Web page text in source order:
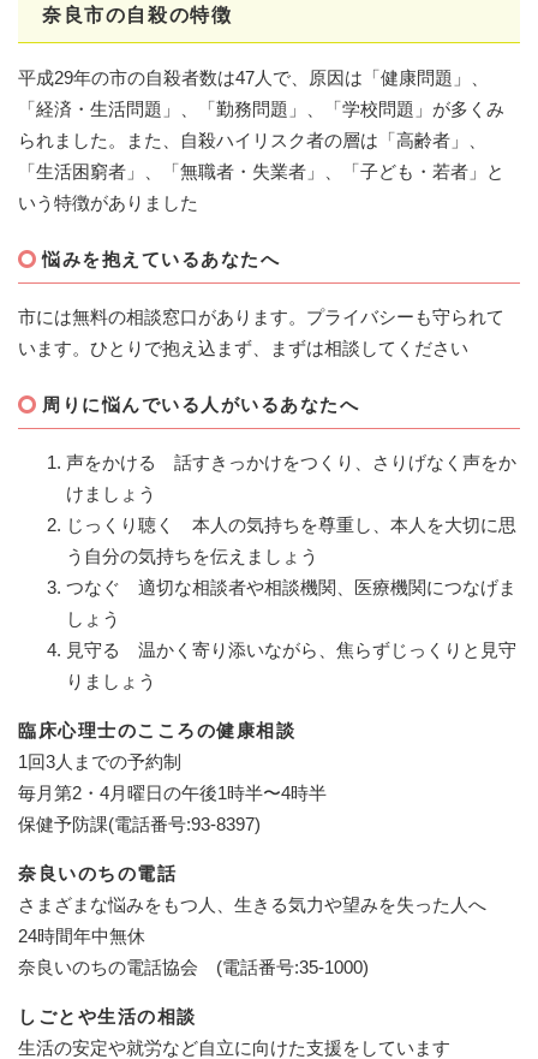
奈良市の自殺の特徴
平成29年の市の自殺者数は47人で、原因は「健康問題」、
「経済・生活問題」、「勤務問題」、「学校問題」が多くみ
られました。また、自殺ハイリスク者の層は「高齢者」、
「生活困窮者」、「無職者・失業者」、「子ども・若者」と
いう特徴がありました
悩みを抱えているあなたへ
市には無料の相談窓口があります。プライバシーも守られて
います。ひとりで抱え込まず、まずは相談してください
周りに悩んでいる人がいるあなたへ
声をかける 話すきっかけをつくり、さりげなく声をか
けましょう
じっくり聴く 本人の気持ちを尊重し、本人を大切に思
う自分の気持ちを伝えましょう
つなぐ 適切な相談者や相談機関、医療機関につなげま
しょう
見守る 温かく寄り添いながら、焦らずじっくりと見守
りましょう
臨床心理士のこころの健康相談
1回3人までの予約制
毎月第2・4月曜日の午後1時半〜4時半
保健予防課(電話番号:93-8397)
奈良いのちの電話
さまざまな悩みをもつ人、生きる気力や望みを失った人へ
24時間年中無休
奈良いのちの電話協会 (電話番号:35-1000)
しごとや生活の相談
生活の安定や就労など自立に向けた支援をしています